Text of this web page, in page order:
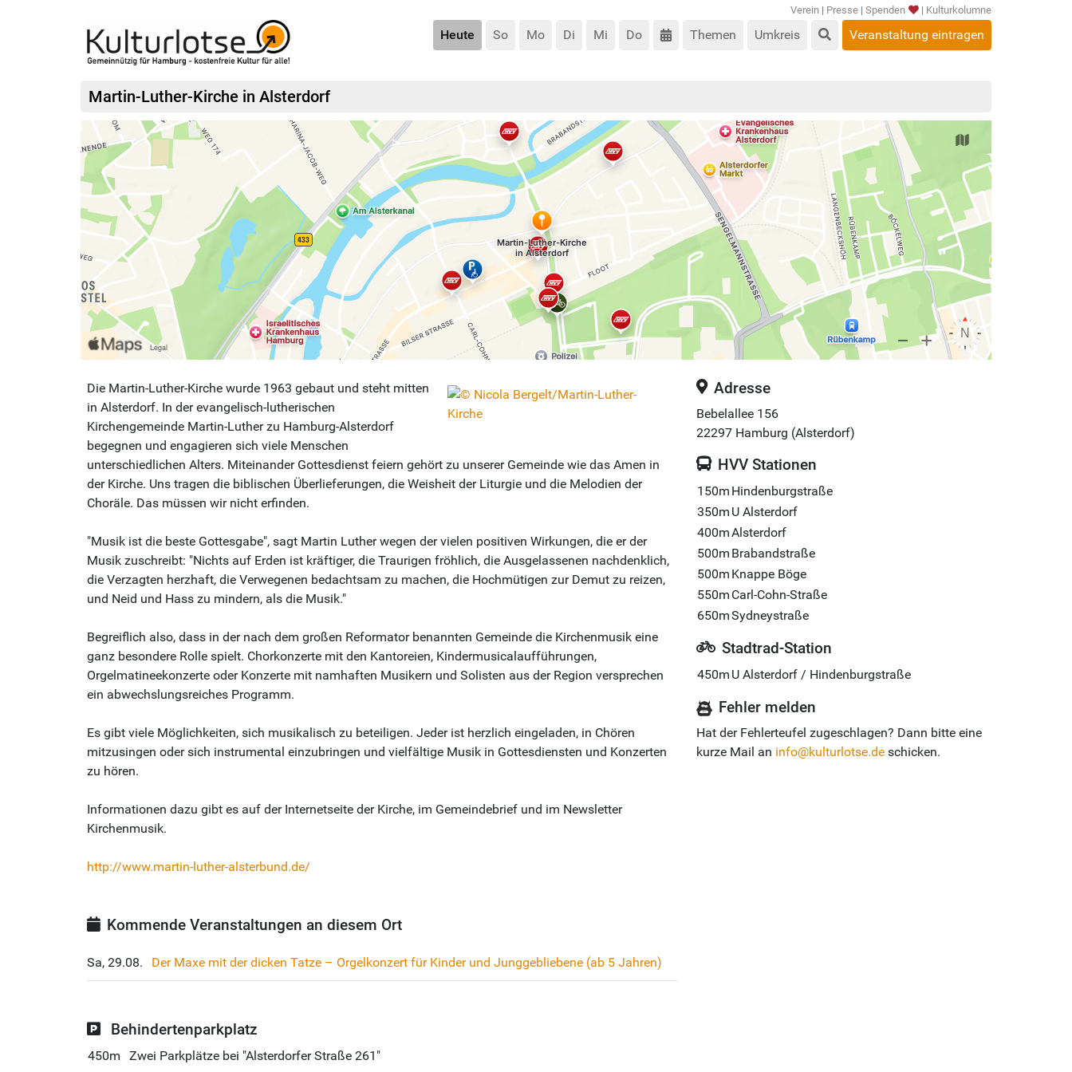
Verein | Presse | Spenden | Kulturkolumne
Heute So Mo Di Mi Do Themen Umkreis Veranstaltung eintragen
Martin-Luther-Kirche in Alsterdorf
Die Martin-Luther-Kirche wurde 1963 gebaut und steht mitten
in Alsterdorf. In der evangelisch-lutherischen
Kirchengemeinde Martin-Luther zu Hamburg-Alsterdorf
begegnen und engagieren sich viele Menschen
unterschiedlichen Alters. Miteinander Gottesdienst feiern gehört zu unserer Gemeinde wie das Amen in
der Kirche. Uns tragen die biblischen Überlieferungen, die Weisheit der Liturgie und die Melodien der
Choräle. Das müssen wir nicht erfinden.
"Musik ist die beste Gottesgabe", sagt Martin Luther wegen der vielen positiven Wirkungen, die er der
Musik zuschreibt: "Nichts auf Erden ist kräftiger, die Traurigen fröhlich, die Ausgelassenen nachdenklich,
die Verzagten herzhaft, die Verwegenen bedachtsam zu machen, die Hochmütigen zur Demut zu reizen,
und Neid und Hass zu mindern, als die Musik."
Begreiflich also, dass in der nach dem großen Reformator benannten Gemeinde die Kirchenmusik eine
ganz besondere Rolle spielt. Chorkonzerte mit den Kantoreien, Kindermusicalaufführungen,
Orgelmatineekonzerte oder Konzerte mit namhaften Musikern und Solisten aus der Region versprechen
ein abwechslungsreiches Programm.
Es gibt viele Möglichkeiten, sich musikalisch zu beteiligen. Jeder ist herzlich eingeladen, in Chören
mitzusingen oder sich instrumental einzubringen und vielfältige Musik in Gottesdiensten und Konzerten
zu hören.
Informationen dazu gibt es auf der Internetseite der Kirche, im Gemeindebrief und im Newsletter
Kirchenmusik.
http://www.martin-luther-alsterbund.de/
Kommende Veranstaltungen an diesem Ort
Sa, 29.08. Der Maxe mit der dicken Tatze – Orgelkonzert für Kinder und Junggebliebene (ab 5 Jahren)
Behindertenparkplatz
450m Zwei Parkplätze bei "Alsterdorfer Straße 261"
Adresse
Bebelallee 156
22297 Hamburg (Alsterdorf)
HVV Stationen
150m Hindenburgstraße
350m U Alsterdorf
400mAlsterdorf
500m Brabandstraße
500m Knappe Böge
550m Carl-Cohn-Straße
650mSydneystraße
Stadtrad-Station
450m U Alsterdorf / Hindenburgstraße
Fehler melden
Hat der Fehlerteufel zugeschlagen? Dann bitte eine
kurze Mail an info@kulturlotse.de schicken.